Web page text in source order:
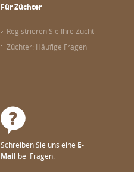
Für Züchter
Registrieren Sie Ihre Zucht
Züchter: Häufige Fragen
Schreiben Sie uns eine E-
Mail bei Fragen.